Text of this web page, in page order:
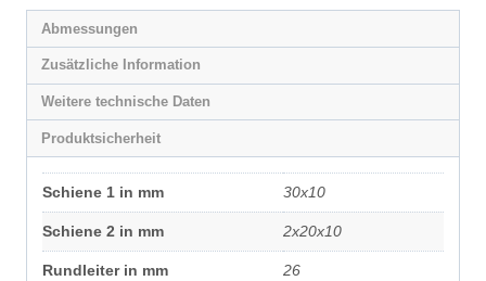
Abmessungen
Zusätzliche Information
Weitere technische Daten
Produktsicherheit
Schiene 1 in mm 30x10
Schiene 2 in mm 2x20x10
Rundleiter in mm 26